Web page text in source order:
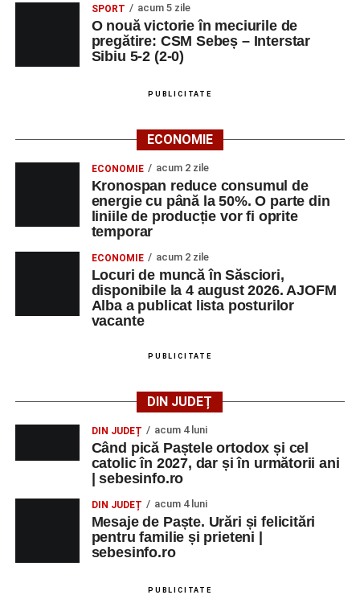
SPORT acum 5 zile
O nouă victorie în meciurile de
pregătire: CSM Sebeș – Interstar
Sibiu 5-2 (2-0)
PUBLICITATE
ECONOMIE
ECONOMIE acum 2 zile
Kronospan reduce consumul de
energie cu până la 50%. O parte din
liniile de producție vor fi oprite
temporar
ECONOMIE acum 2 zile
Locuri de muncă în Săsciori,
disponibile la 4 august 2026. AJOFM
Alba a publicat lista posturilor
vacante
PUBLICITATE
DIN JUDEȚ
DIN JUDEȚ acum 4 luni
Când pică Paștele ortodox și cel
catolic în 2027, dar și în următorii ani
| sebesinfo.ro
DIN JUDEȚ acum 4 luni
Mesaje de Paște. Urări și felicitări
pentru familie și prieteni |
sebesinfo.ro
PUBLICITATE